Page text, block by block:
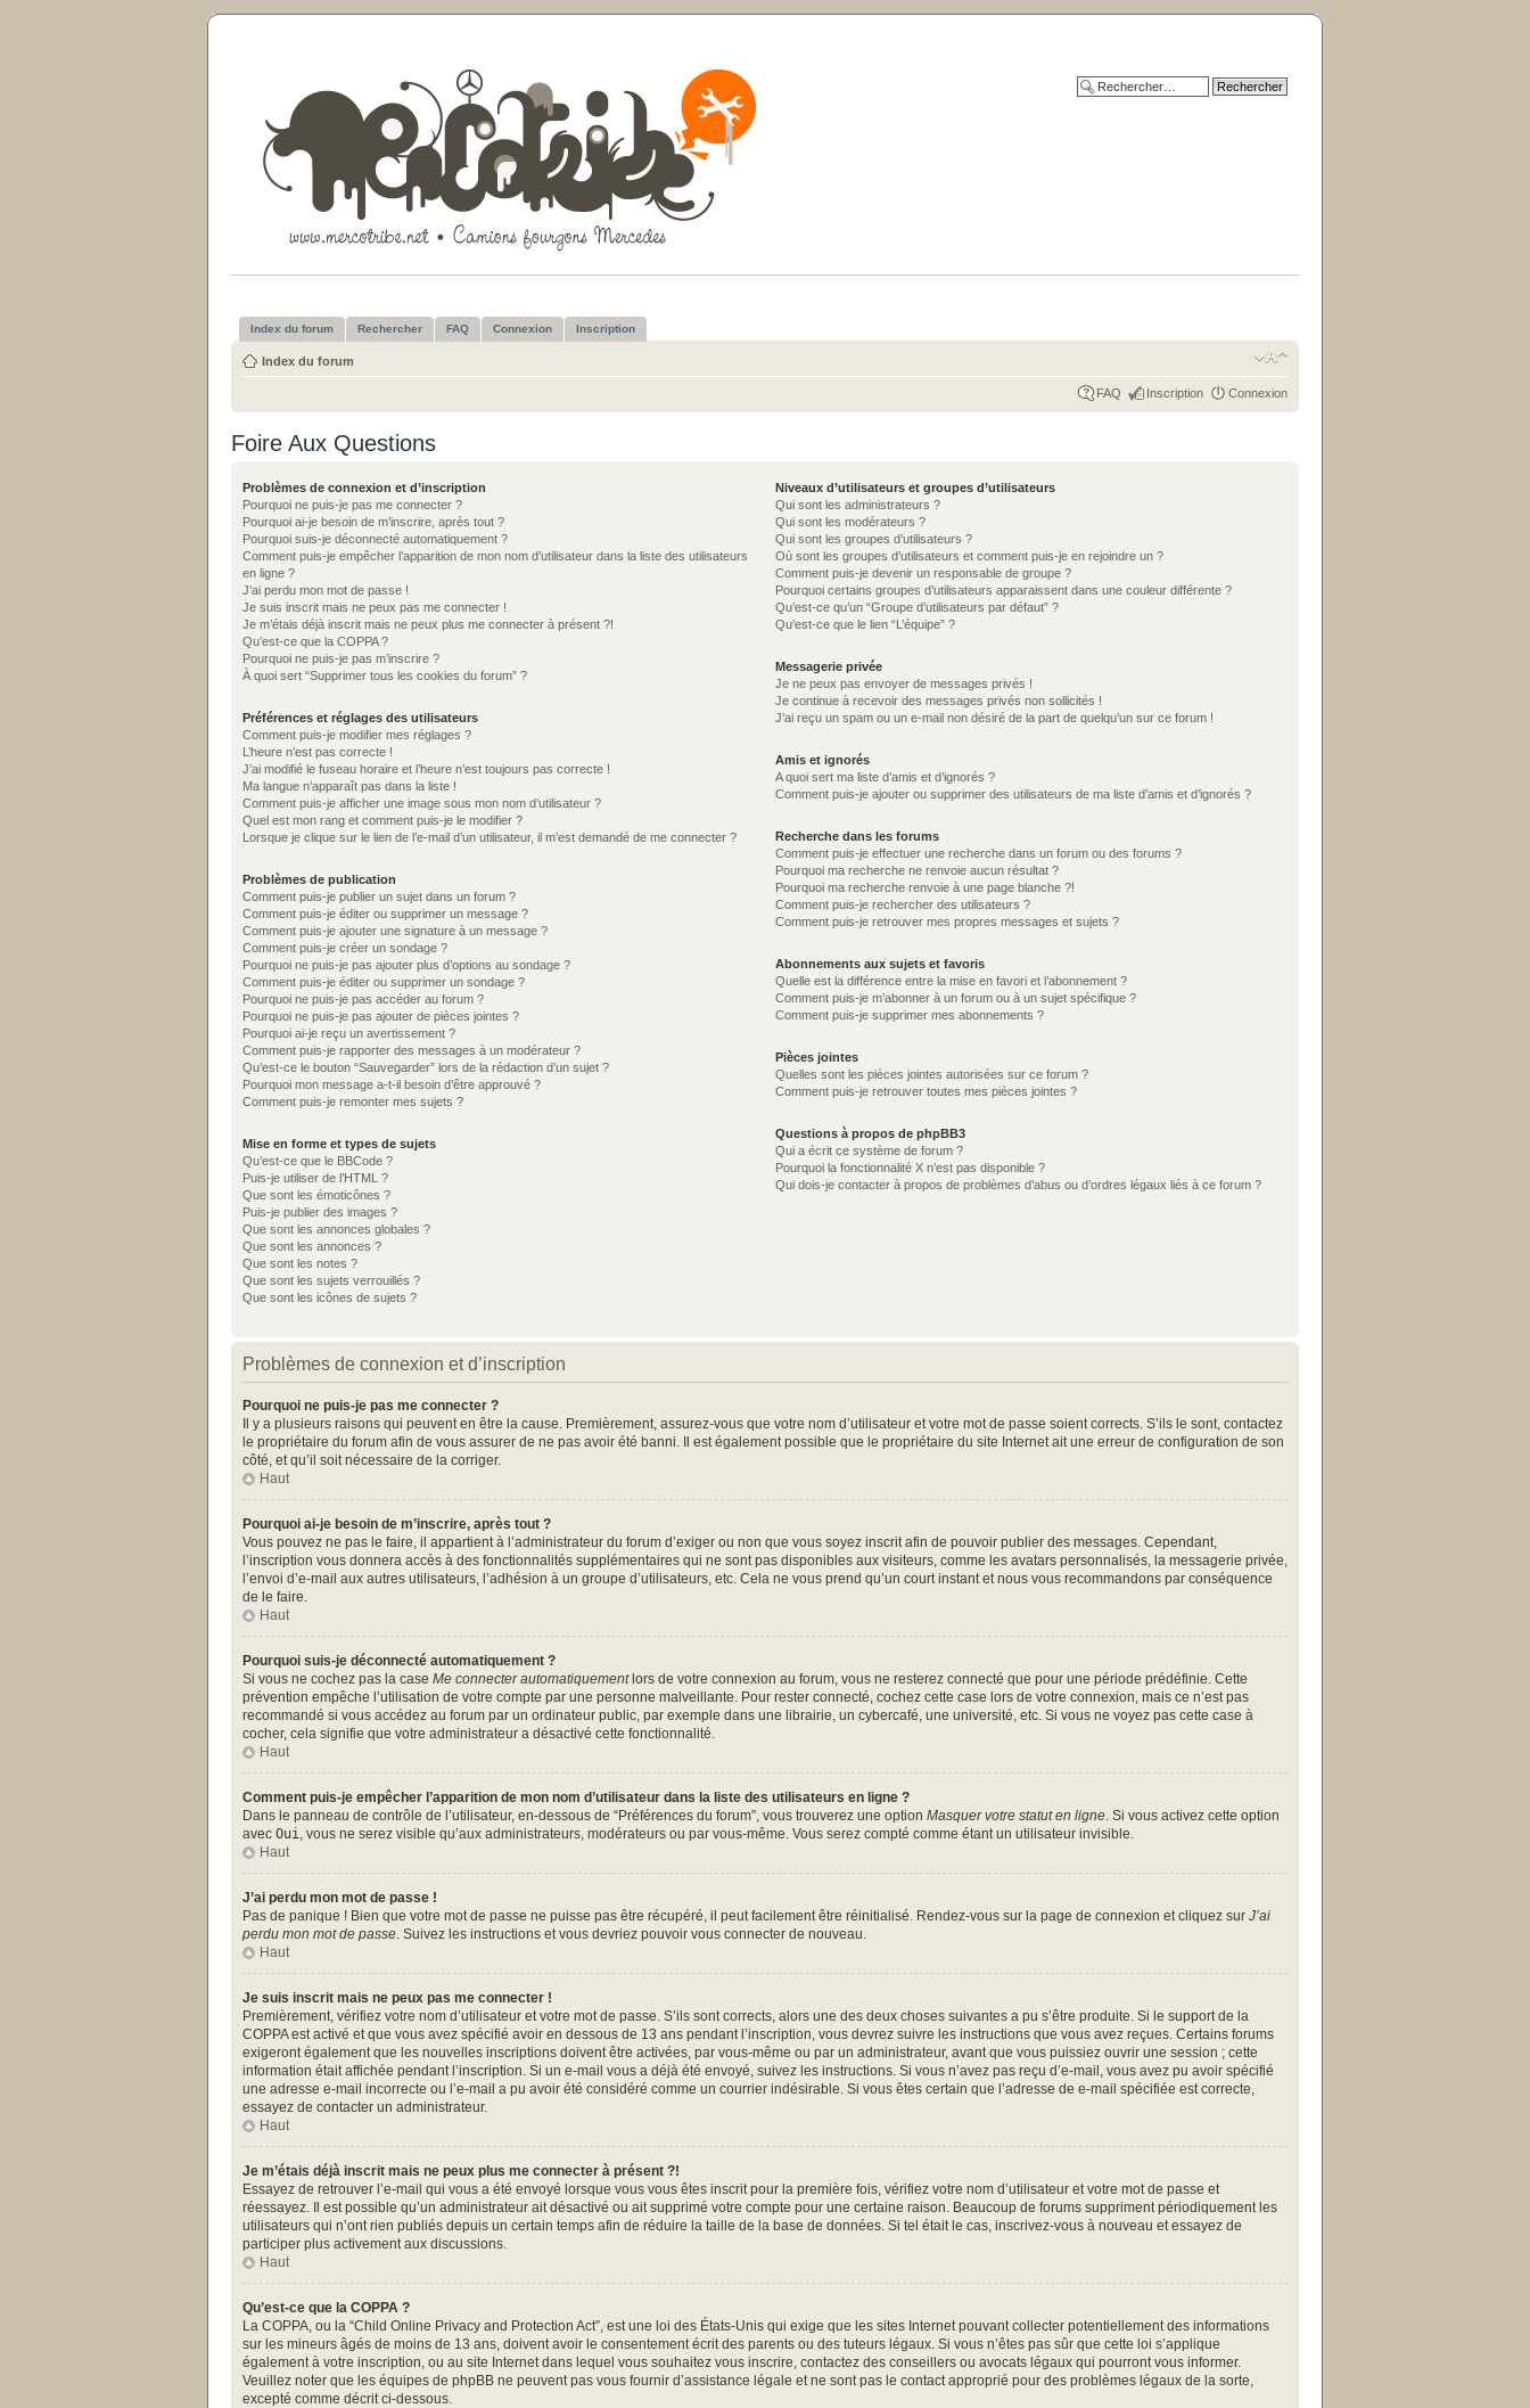
Index du forum Rechercher FAQ Connexion Inscription
Index du forum
FAQ Inscription Connexion
Foire Aux Questions
Problèmes de connexion et d’inscription
Pourquoi ne puis-je pas me connecter ?
Pourquoi ai-je besoin de m’inscrire, après tout ?
Pourquoi suis-je déconnecté automatiquement ?
Comment puis-je empêcher l’apparition de mon nom d’utilisateur dans la liste des utilisateurs
en ligne ?
J’ai perdu mon mot de passe !
Je suis inscrit mais ne peux pas me connecter !
Je m’étais déjà inscrit mais ne peux plus me connecter à présent ?!
Qu’est-ce que la COPPA ?
Pourquoi ne puis-je pas m’inscrire ?
À quoi sert “Supprimer tous les cookies du forum” ?
Préférences et réglages des utilisateurs
Comment puis-je modifier mes réglages ?
L’heure n’est pas correcte !
J’ai modifié le fuseau horaire et l’heure n’est toujours pas correcte !
Ma langue n’apparaît pas dans la liste !
Comment puis-je afficher une image sous mon nom d’utilisateur ?
Quel est mon rang et comment puis-je le modifier ?
Lorsque je clique sur le lien de l’e-mail d’un utilisateur, il m’est demandé de me connecter ?
Problèmes de publication
Comment puis-je publier un sujet dans un forum ?
Comment puis-je éditer ou supprimer un message ?
Comment puis-je ajouter une signature à un message ?
Comment puis-je créer un sondage ?
Pourquoi ne puis-je pas ajouter plus d’options au sondage ?
Comment puis-je éditer ou supprimer un sondage ?
Pourquoi ne puis-je pas accéder au forum ?
Pourquoi ne puis-je pas ajouter de pièces jointes ?
Pourquoi ai-je reçu un avertissement ?
Comment puis-je rapporter des messages à un modérateur ?
Qu’est-ce le bouton “Sauvegarder” lors de la rédaction d’un sujet ?
Pourquoi mon message a-t-il besoin d’être approuvé ?
Comment puis-je remonter mes sujets ?
Mise en forme et types de sujets
Qu’est-ce que le BBCode ?
Puis-je utiliser de l’HTML ?
Que sont les émoticônes ?
Puis-je publier des images ?
Que sont les annonces globales ?
Que sont les annonces ?
Que sont les notes ?
Que sont les sujets verrouillés ?
Que sont les icônes de sujets ?
Niveaux d’utilisateurs et groupes d’utilisateurs
Qui sont les administrateurs ?
Qui sont les modérateurs ?
Qui sont les groupes d’utilisateurs ?
Où sont les groupes d’utilisateurs et comment puis-je en rejoindre un ?
Comment puis-je devenir un responsable de groupe ?
Pourquoi certains groupes d’utilisateurs apparaissent dans une couleur différente ?
Qu’est-ce qu’un “Groupe d’utilisateurs par défaut” ?
Qu’est-ce que le lien “L’équipe” ?
Messagerie privée
Je ne peux pas envoyer de messages privés !
Je continue à recevoir des messages privés non sollicités !
J’ai reçu un spam ou un e-mail non désiré de la part de quelqu’un sur ce forum !
Amis et ignorés
A quoi sert ma liste d’amis et d’ignorés ?
Comment puis-je ajouter ou supprimer des utilisateurs de ma liste d’amis et d’ignorés ?
Recherche dans les forums
Comment puis-je effectuer une recherche dans un forum ou des forums ?
Pourquoi ma recherche ne renvoie aucun résultat ?
Pourquoi ma recherche renvoie à une page blanche ?!
Comment puis-je rechercher des utilisateurs ?
Comment puis-je retrouver mes propres messages et sujets ?
Abonnements aux sujets et favoris
Quelle est la différence entre la mise en favori et l’abonnement ?
Comment puis-je m’abonner à un forum ou à un sujet spécifique ?
Comment puis-je supprimer mes abonnements ?
Pièces jointes
Quelles sont les pièces jointes autorisées sur ce forum ?
Comment puis-je retrouver toutes mes pièces jointes ?
Questions à propos de phpBB3
Qui a écrit ce système de forum ?
Pourquoi la fonctionnalité X n’est pas disponible ?
Qui dois-je contacter à propos de problèmes d’abus ou d’ordres légaux liés à ce forum ?
Problèmes de connexion et d’inscription
Pourquoi ne puis-je pas me connecter ?
Il y a plusieurs raisons qui peuvent en être la cause. Premièrement, assurez-vous que votre nom d’utilisateur et votre mot de passe soient corrects. S’ils le sont, contactez
le propriétaire du forum afin de vous assurer de ne pas avoir été banni. Il est également possible que le propriétaire du site Internet ait une erreur de configuration de son
côté, et qu’il soit nécessaire de la corriger.
Haut
Pourquoi ai-je besoin de m’inscrire, après tout ?
Vous pouvez ne pas le faire, il appartient à l’administrateur du forum d’exiger ou non que vous soyez inscrit afin de pouvoir publier des messages. Cependant,
l’inscription vous donnera accès à des fonctionnalités supplémentaires qui ne sont pas disponibles aux visiteurs, comme les avatars personnalisés, la messagerie privée,
l’envoi d’e-mail aux autres utilisateurs, l’adhésion à un groupe d’utilisateurs, etc. Cela ne vous prend qu’un court instant et nous vous recommandons par conséquence
de le faire.
Haut
Pourquoi suis-je déconnecté automatiquement ?
Si vous ne cochez pas la case Me connecter automatiquementlors de votre connexion au forum, vous ne resterez connecté que pour une période prédéfinie. Cette
prévention empêche l’utilisation de votre compte par une personne malveillante. Pour rester connecté, cochez cette case lors de votre connexion, mais ce n’est pas
recommandé si vous accédez au forum par un ordinateur public, par exemple dans une librairie, un cybercafé, une université, etc. Si vous ne voyez pas cette case à
cocher, cela signifie que votre administrateur a désactivé cette fonctionnalité.
Haut
Comment puis-je empêcher l’apparition de mon nom d’utilisateur dans la liste des utilisateurs en ligne ?
Dans le panneau de contrôle de l’utilisateur, en-dessous de “Préférences du forum”, vous trouverez une option Masquer votre statut en ligne. Si vous activez cette option
avec Oui, vous ne serez visible qu’aux administrateurs, modérateurs ou par vous-même. Vous serez compté comme étant un utilisateur invisible.
Haut
J’ai perdu mon mot de passe !
Pas de panique ! Bien que votre mot de passe ne puisse pas être récupéré, il peut facilement être réinitialisé. Rendez-vous sur la page de connexion et cliquez sur J’ai
perdu mon mot de passe. Suivez les instructions et vous devriez pouvoir vous connecter de nouveau.
Haut
Je suis inscrit mais ne peux pas me connecter !
Premièrement, vérifiez votre nom d’utilisateur et votre mot de passe. S’ils sont corrects, alors une des deux choses suivantes a pu s’être produite. Si le support de la
COPPA est activé et que vous avez spécifié avoir en dessous de 13 ans pendant l’inscription, vous devrez suivre les instructions que vous avez reçues. Certains forums
exigeront également que les nouvelles inscriptions doivent être activées, par vous-même ou par un administrateur, avant que vous puissiez ouvrir une session ; cette
information était affichée pendant l’inscription. Si un e-mail vous a déjà été envoyé, suivez les instructions. Si vous n’avez pas reçu d’e-mail, vous avez pu avoir spécifié
une adresse e-mail incorrecte ou l’e-mail a pu avoir été considéré comme un courrier indésirable. Si vous êtes certain que l’adresse de e-mail spécifiée est correcte,
essayez de contacter un administrateur.
Haut
Je m’étais déjà inscrit mais ne peux plus me connecter à présent ?!
Essayez de retrouver l’e-mail qui vous a été envoyé lorsque vous vous êtes inscrit pour la première fois, vérifiez votre nom d’utilisateur et votre mot de passe et
réessayez. Il est possible qu’un administrateur ait désactivé ou ait supprimé votre compte pour une certaine raison. Beaucoup de forums suppriment périodiquement les
utilisateurs qui n’ont rien publiés depuis un certain temps afin de réduire la taille de la base de données. Si tel était le cas, inscrivez-vous à nouveau et essayez de
participer plus activement aux discussions.
Haut
Qu’est-ce que la COPPA ?
La COPPA, ou la “Child Online Privacy and Protection Act”, est une loi des États-Unis qui exige que les sites Internet pouvant collecter potentiellement des informations
sur les mineurs âgés de moins de 13 ans, doivent avoir le consentement écrit des parents ou des tuteurs légaux. Si vous n’êtes pas sûr que cette loi s’applique
également à votre inscription, ou au site Internet dans lequel vous souhaitez vous inscrire, contactez des conseillers ou avocats légaux qui pourront vous informer.
Veuillez noter que les équipes de phpBB ne peuvent pas vous fournir d’assistance légale et ne sont pas le contact approprié pour des problèmes légaux de la sorte,
excepté comme décrit ci-dessous.